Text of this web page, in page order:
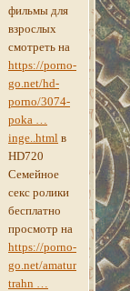
фильмы для
взрослых
смотреть на
https://porno-
go.net/hd-
porno/3074-
poka …
inge..html в
HD720
Семейное
секс ролики
бесплатно
просмотр на
https://porno-
go.net/amature/9356-
trahn …